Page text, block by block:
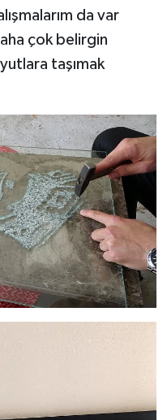
da var
çok belirgin
taşımak